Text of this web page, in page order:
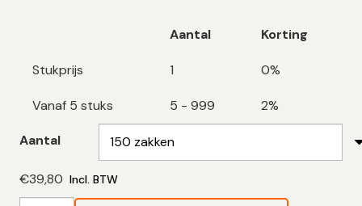
Aantal Korting
Stukprijs 1 0%
Vanaf 5 stuks 5 - 999 2%
Aantal
€39,80 Incl. BTW